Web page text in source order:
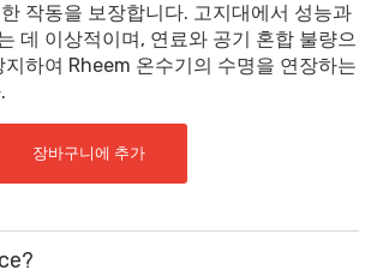
작동을 보장합니다. 고지대에서 성능과
데 이상적이며, 연료와 공기 혼합 불량으
지하여 Rheem 온수기의 수명을 연장하는
장바구니에 추가